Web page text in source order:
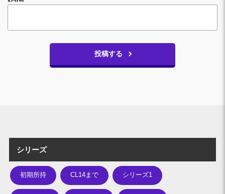
投稿する
シリーズ
初期所持 CL14まで シリーズ1